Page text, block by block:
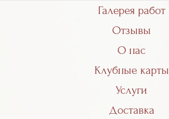
Галерея работ
Отзывы
О нас
Клубные карты
Услуги
Доставка